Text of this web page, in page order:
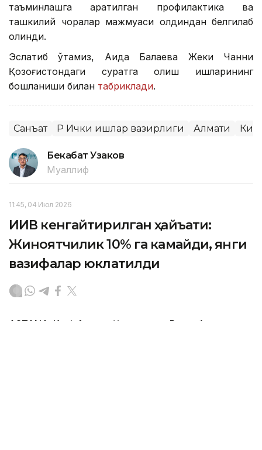
таъминлашга қаратилган профилактика ва
ташкилий чоралар мажмуаси олдиндан белгилаб
олинди.
Эслатиб ўтамиз, Аида Балаева Жеки Чанни
Қозоғистондаги суратга олиш ишларининг
бошланиши билан табриклади.
Санъат ҚР Ички ишлар вазирлиги Алмати
Бекабат Узаков
Муаллиф
11:45, 04 Июл 2026
ИИВ кенгайтирилган ҳайъати:
Жиноятчилик 10% га камайди, янги
вазифалар юклатилди
ASTANА. Кazinform — Қозоғистон Республикаси